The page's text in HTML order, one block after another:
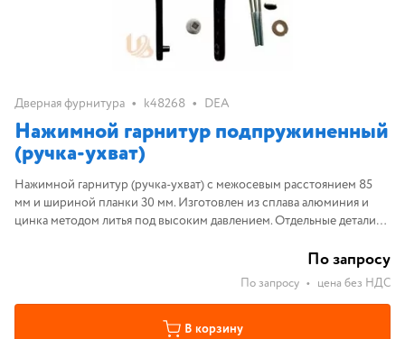
Дверная фурнитура • k48268 • DEA
Нажимной гарнитур подпружиненный
(ручка-ухват)
Нажимной гарнитур (ручка-ухват) с межосевым расстоянием 85
мм и шириной планки 30 мм. Изготовлен из сплава алюминия и
цинка методом литья под высоким давлением. Отдельные детали
По запросу
По запросу • цена без НДС
В корзину